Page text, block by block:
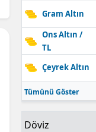
Gram Altın
Ons Altın /
TL
Çeyrek Altın
Tümünü Göster
Döviz